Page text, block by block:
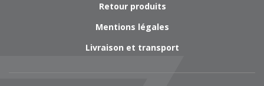
Retour produits
Mentions légales
Livraison et transport